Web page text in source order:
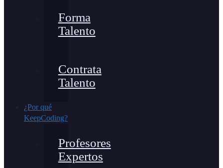
Forma
Talento
Contrata
Talento
¿Por qué
KeepCoding?
Profesores
Expertos